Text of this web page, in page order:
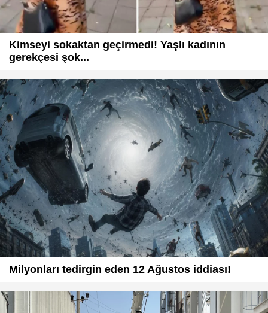
Kimseyi sokaktan geçirmedi! Yaşlı kadının
gerekçesi şok...
Milyonları tedirgin eden 12 Ağustos iddiası!